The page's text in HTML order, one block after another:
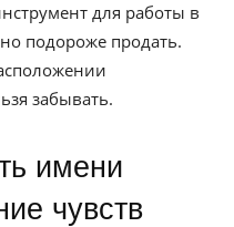
для работы в
подороже продать.
забывать.
чувств